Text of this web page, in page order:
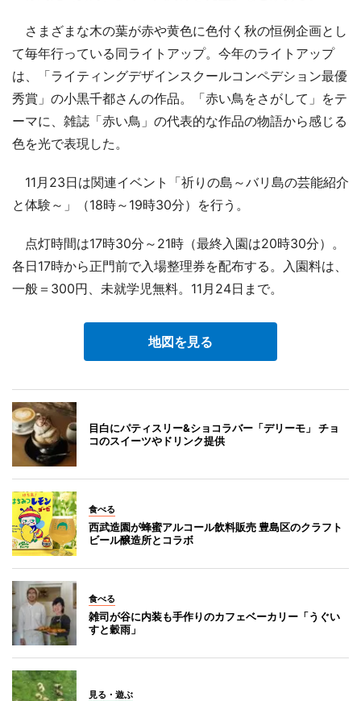
さまざまな木の葉が赤や黄色に色付く秋の恒例企画とし
て毎年行っている同ライトアップ。今年のライトアップ
は、「ライティングデザインスクールコンペデション最優
秀賞」の小黒千都さんの作品。「赤い鳥をさがして」をテ
ーマに、雑誌「赤い鳥」の代表的な作品の物語から感じる
色を光で表現した。
11月23日は関連イベント「祈りの島～バリ島の芸能紹介
と体験～」（18時～19時30分）を行う。
点灯時間は17時30分～21時（最終入園は20時30分）。
各日17時から正門前で入場整理券を配布する。入園料は、
一般＝300円、未就学児無料。11月24日まで。
地図を見る
目白にパティスリー&ショコラバー「デリーモ」 チョ
コのスイーツやドリンク提供
食べる
西武造園が蜂蜜アルコール飲料販売 豊島区のクラフト
ビール醸造所とコラボ
食べる
雑司が谷に内装も手作りのカフェベーカリー「うぐい
すと穀雨」
見る・遊ぶ